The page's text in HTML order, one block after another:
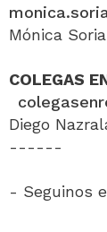
Mónica Soria
COLEGAS
Diego
------
- Seguinos